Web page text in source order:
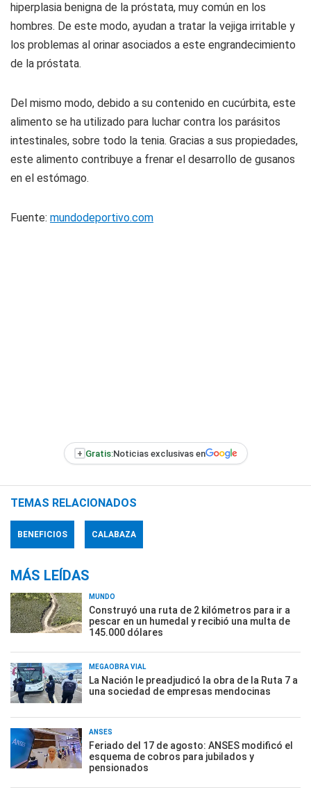
hiperplasia benigna de la próstata, muy común en los
hombres. De este modo, ayudan a tratar la vejiga irritable y
los problemas al orinar asociados a este engrandecimiento
de la próstata.
Del mismo modo, debido a su contenido en cucúrbita, este
alimento se ha utilizado para luchar contra los parásitos
intestinales, sobre todo la tenia. Gracias a sus propiedades,
este alimento contribuye a frenar el desarrollo de gusanos
en el estómago.
Fuente: mundodeportivo.com
+ Gratis:Noticias exclusivas en
TEMAS RELACIONADOS
BENEFICIOS CALABAZA
MÁS LEÍDAS
MUNDO
Construyó una ruta de 2 kilómetros para ir a
pescar en un humedal y recibió una multa de
145.000 dólares
MEGAOBRA VIAL
La Nación le preadjudicó la obra de la Ruta 7 a
una sociedad de empresas mendocinas
ANSES
Feriado del 17 de agosto: ANSES modificó el
esquema de cobros para jubilados y
pensionados